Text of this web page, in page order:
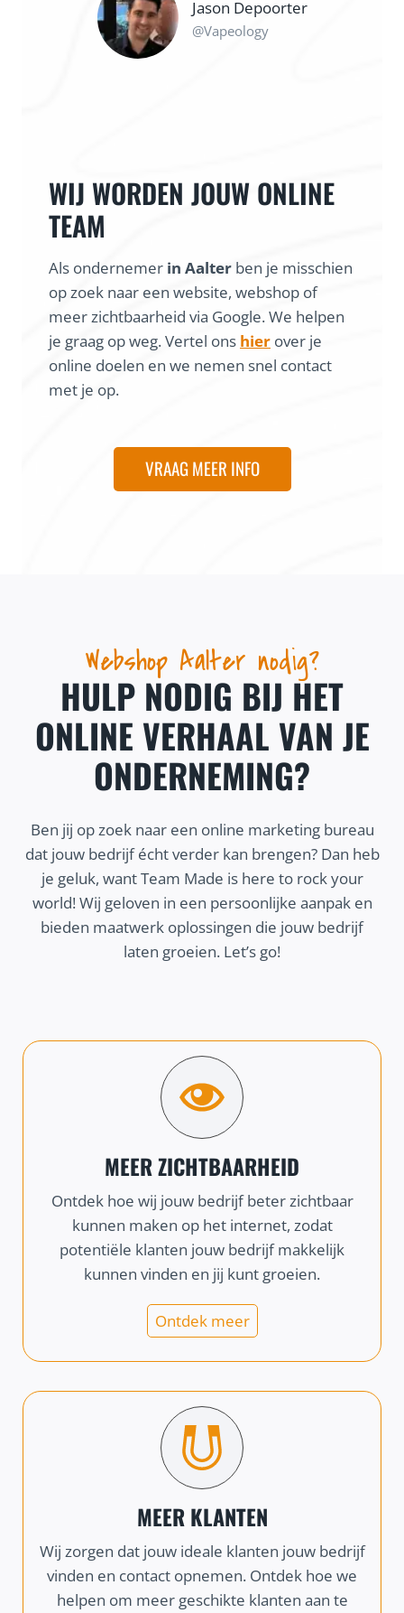
Jason Depoorter
@Vapeology
WIJ WORDEN JOUW ONLINE
TEAM
Als ondernemer in Aalter ben je misschien
op zoek naar een website, webshop of
meer zichtbaarheid via Google. We helpen
je graag op weg. Vertel ons hier over je
online doelen en we nemen snel contact
met je op.
VRAAG MEER INFO
Webshop Aalter nodig?
HULP NODIG BIJ HET
ONLINE VERHAAL VAN JE
ONDERNEMING?
Ben jij op zoek naar een online marketing bureau
dat jouw bedrijf écht verder kan brengen? Dan heb
je geluk, want Team Made is here to rock your
world! Wij geloven in een persoonlijke aanpak en
bieden maatwerk oplossingen die jouw bedrijf
laten groeien. Let’s go!
MEER ZICHTBAARHEID
Ontdek hoe wij jouw bedrijf beter zichtbaar
kunnen maken op het internet, zodat
potentiële klanten jouw bedrijf makkelijk
kunnen vinden en jij kunt groeien.
Ontdek meer
MEER KLANTEN
Wij zorgen dat jouw ideale klanten jouw bedrijf
vinden en contact opnemen. Ontdek hoe we
helpen om meer geschikte klanten aan te